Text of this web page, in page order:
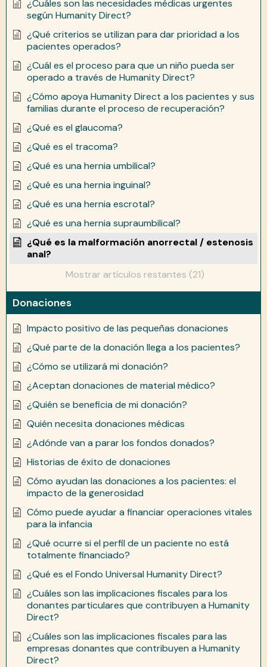
¿Cuáles son las necesidades médicas urgentes
según Humanity Direct?
¿Qué criterios se utilizan para dar prioridad a los
pacientes operados?
¿Cuál es el proceso para que un niño pueda ser
operado a través de Humanity Direct?
¿Cómo apoya Humanity Direct a los pacientes y sus
familias durante el proceso de recuperación?
¿Qué es el glaucoma?
¿Qué es el tracoma?
¿Qué es una hernia umbilical?
¿Qué es una hernia inguinal?
¿Qué es una hernia escrotal?
¿Qué es una hernia supraumbilical?
¿Qué es la malformación anorrectal / estenosis
anal?
Mostrar artículos restantes (21)
Donaciones
Impacto positivo de las pequeñas donaciones
¿Qué parte de la donación llega a los pacientes?
¿Cómo se utilizará mi donación?
¿Aceptan donaciones de material médico?
¿Quién se beneficia de mi donación?
Quién necesita donaciones médicas
¿Adónde van a parar los fondos donados?
Historias de éxito de donaciones
Cómo ayudan las donaciones a los pacientes: el
impacto de la generosidad
Cómo puede ayudar a financiar operaciones vitales
para la infancia
¿Qué ocurre si el perfil de un paciente no está
totalmente financiado?
¿Qué es el Fondo Universal Humanity Direct?
¿Cuáles son las implicaciones fiscales para los
donantes particulares que contribuyen a Humanity
Direct?
¿Cuáles son las implicaciones fiscales para las
empresas donantes que contribuyen a Humanity
Direct?